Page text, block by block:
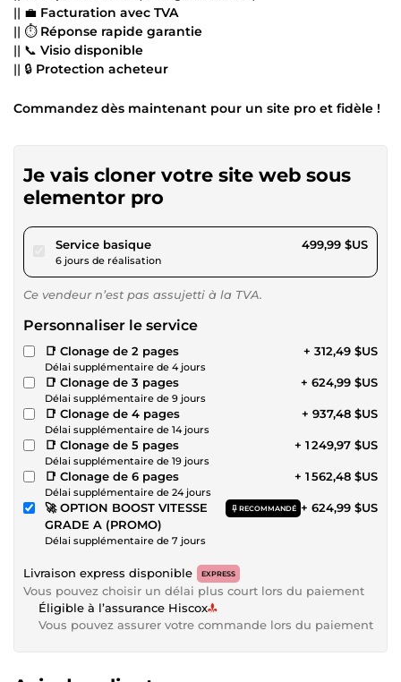
|| 💼 Facturation avec TVA
|| ⏱ Réponse rapide garantie
|| 📞 Visio disponible
|| 🔒 Protection acheteur
Commandez dès maintenant pour un site pro et fidèle !
Je vais cloner votre site web sous
elementor pro
Service basiquepour 460,82 $US
6 jours de réalisation
499,99 $US
Ce vendeur n’est pas assujetti à la TVA.
Personnaliser le service
📑 Clonage de 2 pages
Délai supplémentaire de 4 jours
+ 312,49 $US
📑 Clonage de 3 pages
Délai supplémentaire de 9 jours
+ 624,99 $US
📑 Clonage de 4 pages
Délai supplémentaire de 14 jours
+ 937,48 $US
📑 Clonage de 5 pages
Délai supplémentaire de 19 jours
+ 1 249,97 $US
📑 Clonage de 6 pages
Délai supplémentaire de 24 jours
+ 1 562,48 $US
🚀 OPTION BOOST VITESSE
GRADE A (PROMO)
RECOMMANDÉ
Délai supplémentaire de 7 jours
+ 624,99 $US
Livraison express disponible EXPRESS
Vous pouvez choisir un délai plus court lors du paiement
Éligible à l’assurance Hiscox
Vous pouvez assurer votre commande lors du paiement